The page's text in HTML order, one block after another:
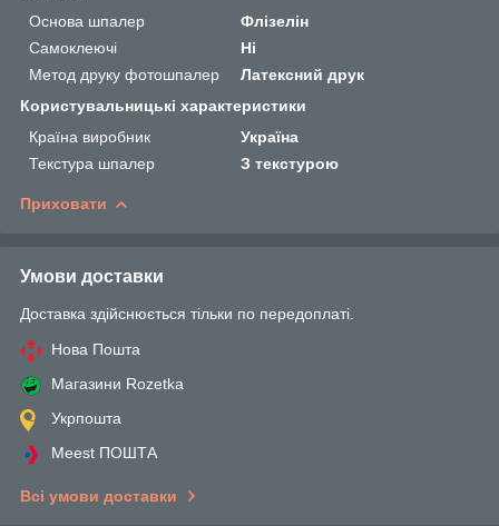
Основа шпалер
Флізелін
Самоклеючі
Ні
Метод друку фотошпалер
Латексний друк
Користувальницькі характеристики
Країна виробник
Україна
Текстура шпалер
З текстурою
Приховати
Умови доставки
Доставка здійснюється тільки по передоплаті.
Нова Пошта
Магазини Rozetka
Укрпошта
Meest ПОШТА
Всі умови доставки